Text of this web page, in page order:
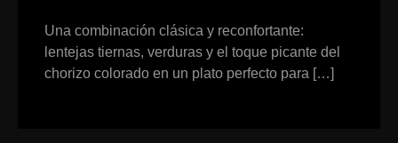
Una combinación clásica y reconfortante:
lentejas tiernas, verduras y el toque picante del
chorizo colorado en un plato perfecto para […]